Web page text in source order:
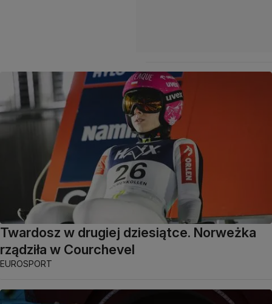
Twardosz w drugiej dziesiątce. Norweżka
rządziła w Courchevel
EUROSPORT